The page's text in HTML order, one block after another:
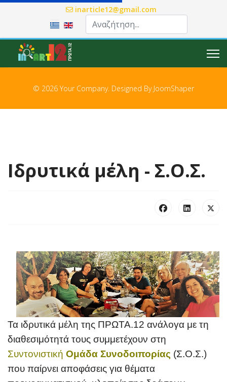
inarticle12@gmail.com
Επιλέξτε τη γλώσσα σας
© 2026 Your Company. Designed By JoomShaper
Ιδρυτικά μέλη - Σ.Ο.Σ.
Τα ιδρυτικά μέλη της ΠΡΩΤΑ.12 ανάλογα με τη
διαθεσιμότητά τους συμμετέχουν στη
Συντονιστική Ομάδα Συνοδοιπορίας (Σ.Ο.Σ.)
που παίρνει αποφάσεις για θέματα